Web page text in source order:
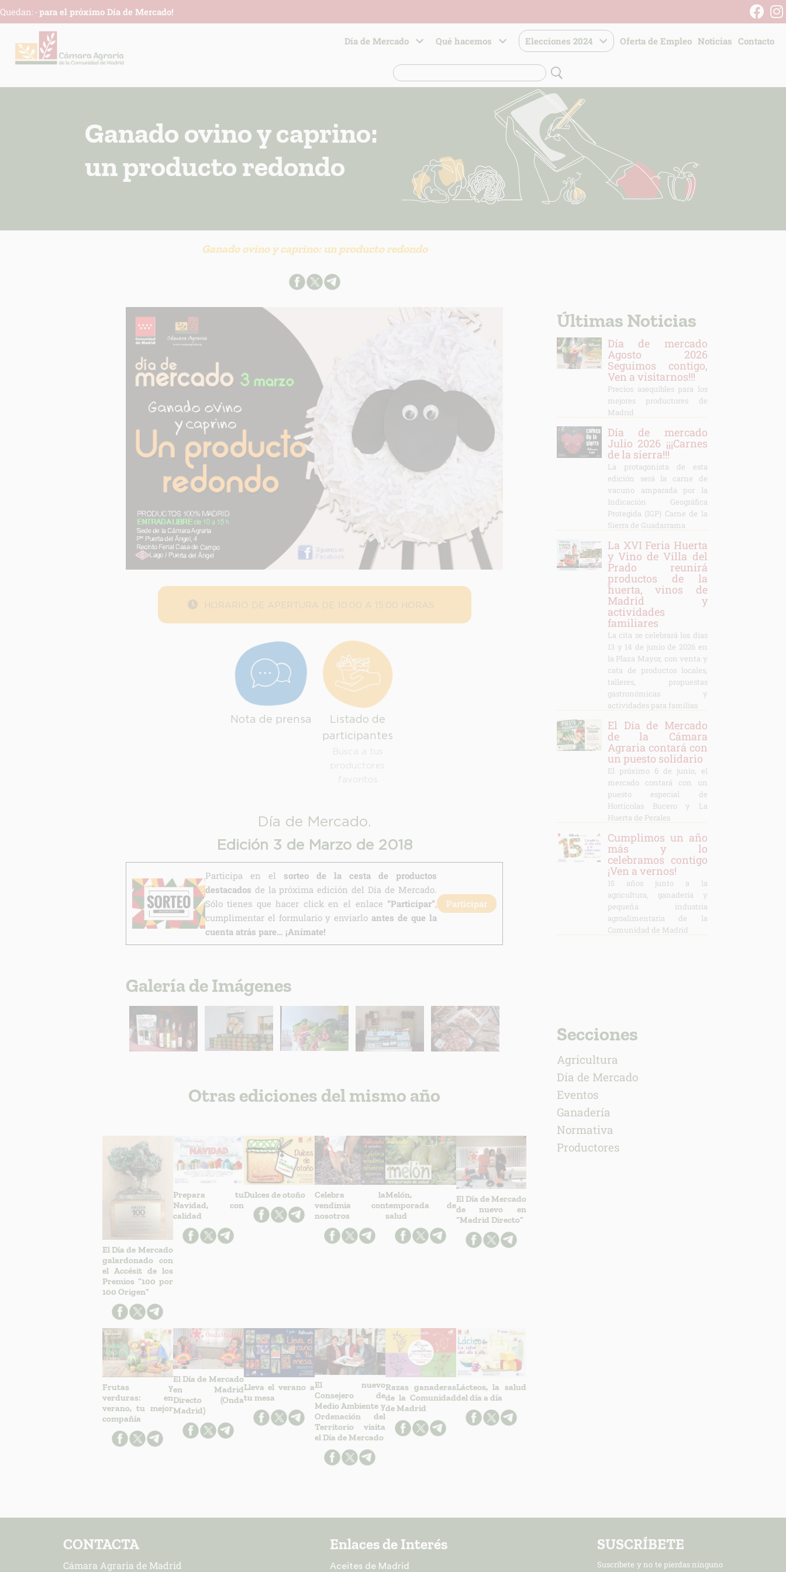
Quedan:-para el próximo Día de Mercado!
Día de Mercado Qué hacemos Elecciones 2024 Oferta de Empleo Noticias Contacto
Ganado ovino y caprino:
un producto redondo
Ganado ovino y caprino: un producto redondo
HORARIO DE APERTURA DE 10:00 A 15:00 HORAS.
Nota de prensa
Listado de
participantes
Día de Mercado.
Edición 3 de Marzo de 2018
Participa en el sorteo de la cesta de productos
destacados de la próxima edición del Día de Mercado.
Sólo tienes que hacer click en el enlace “Participar”,
cumplimentar el formulario y enviarlo antes de que la
cuenta atrás pare… ¡Anímate!
Participar
Galería de Imágenes
Otras ediciones del mismo año
El Día de Mercado
galardonado con
el Accésit de los
Premios “100 por
100 Origen”
Prepara tu
Navidad, con
calidad
Dulces de otoño
Celebra la
vendimia con
nosotros
Melón,
temporada de
salud
El Día de Mercado
de nuevo en
“Madrid Directo”
Frutas y
verduras: en
verano, tu mejor
compañía
El Día de Mercado
en Madrid
Directo (Onda
Madrid)
Lleva el verano a
tu mesa
El nuevo
Consejero de
Medio Ambiente y
Ordenación del
Territorio visita
el Día de Mercado
Razas ganaderas
de la Comunidad
de Madrid
Lácteos, la salud
del día a día
Últimas Noticias
Día de mercado
Agosto 2026
Seguimos contigo,
Ven a visitarnos!!!
Precios asequibles para los
mejores productores de
Madrid
Día de mercado
Julio 2026 ¡¡¡Carnes
de la sierra!!!
La protagonista de esta
edición será la carne de
vacuno amparada por la
Indicación Geográfica
Protegida (IGP) Carne de la
Sierra de Guadarrama
La XVI Feria Huerta
y Vino de Villa del
Prado reunirá
productos de la
huerta, vinos de
Madrid y
actividades
familiares
La cita se celebrará los días
13 y 14 de junio de 2026 en
la Plaza Mayor, con venta y
cata de productos locales,
talleres, propuestas
gastronómicas y
actividades para familias
El Día de Mercado
de la Cámara
Agraria contará con
un puesto solidario
El próximo 6 de junio, el
mercado contará con un
puesto especial de
Hortícolas Bucero y La
Huerta de Perales
Cumplimos un año
más y lo
celebramos contigo
¡Ven a vernos!
15 años junto a la
agricultura, ganadería y
pequeña industria
agroalimentaria de la
Comunidad de Madrid
Secciones
Agricultura
Día de Mercado
Eventos
Ganadería
Normativa
Productores
CONTACTA
Cámara Agraria de Madrid
Enlaces de Interés
Aceites de Madrid
SUSCRÍBETE
Suscríbete y no te pierdas ninguno
Responsable:
Información adicional